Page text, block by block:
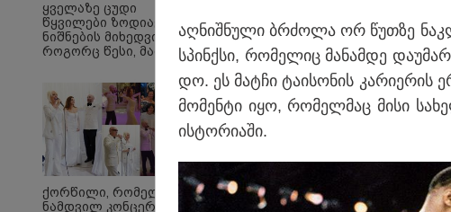
15:54 / 06-08-
"ბრალი
ბავშვის
დაანგრიეს"-
ავალიანის
დაკავებული
ყველაზე ცუდი
წყვილები ზოდიაქოს
ნიშნების მიხედვით -
როგორც წესი, მათ არ
ურთიერთობა
ქორწილი, რომელიც
ნამდვილ კონცერტს
აღ­ნიშ­ნუ­ლი ბრძო­ლა ორ წუთ­ზე
სპინ­ქსი, რო­მე­ლიც მა­ნამ­დე
დო. ეს მატ­ჩი ტა­ი­სო­ნის კა­რი­ე­რის
მო­მენ­ტი იყო, რო­მელ­მაც მისი
ის­ტო­რი­ა­ში.